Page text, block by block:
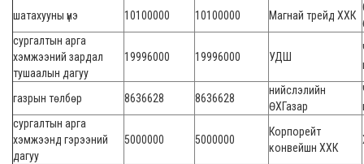
шатахууны үнэ 10100000 10100000 Магнай трейд ХХК
сургалтын арга
хэмжээний зардал
тушаалын дагуу
19996000 19996000 УДШ
газрын төлбөр 8636628 8636628
нийслэлийн
ӨХГазар
сургалтын арга
хэмжээнд гэрээний
дагуу
5000000 5000000
Корпорейт
конвейшн ХХК